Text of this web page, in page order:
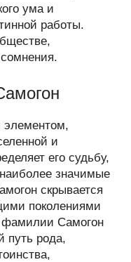
ума и
работы.
элементом,
и
его судьбу,
значимые
скрывается
поколениями
фамилии Самогон
путь рода,